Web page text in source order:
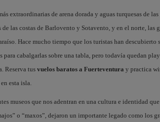
extraordinarias de arena dorada y aguas turquesas de las
las costas de Barlovento y Sotavento, y en el norte, las
Hace mucho tiempo que los turistas han descubierto
cabalgarlas sobre una tabla, pero todavía quedan
Reserva tus vuelos baratos a Fuerteventura y practica
esta isla.
museos que nos adentran en una cultura e identidad
o “maxos”, dejaron un importante legado como los